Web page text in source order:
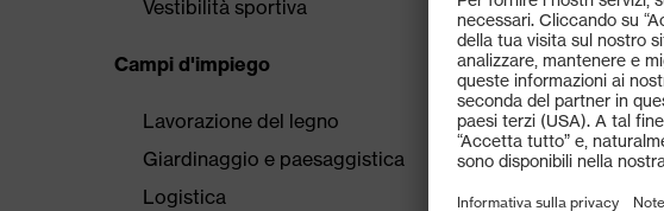
Vestibilità sportiva
Campi d'impiego
Lavorazione del legno
Giardinaggio e paesaggistica
Logistica